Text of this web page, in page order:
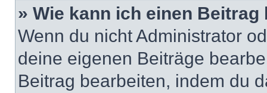
» Wie kann ich einen
Wenn du nicht Administrator
deine eigenen Beiträge
Beitrag bearbeiten, indem du